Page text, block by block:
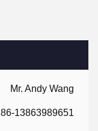
Mr. Andy Wang
86-13863989651